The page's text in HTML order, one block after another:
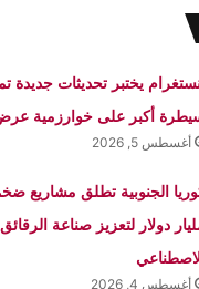
يختبر تحديثات جديدة
أكبر على خوارزمية
أغسطس 5, 2026
دولار لتعزيز صناعة
أغسطس 4, 2026